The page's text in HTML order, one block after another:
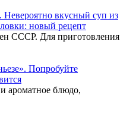
Невероятно вкусный суп из
новый рецепт
СССР. Для приготовления
Попробуйте
ароматное блюдо,